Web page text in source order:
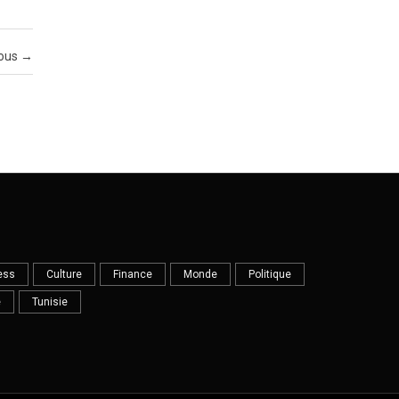
→
Culture Finance Monde Politique
Tunisie